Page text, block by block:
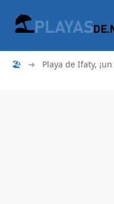
🏖 ➜ Playa de Ifaty,